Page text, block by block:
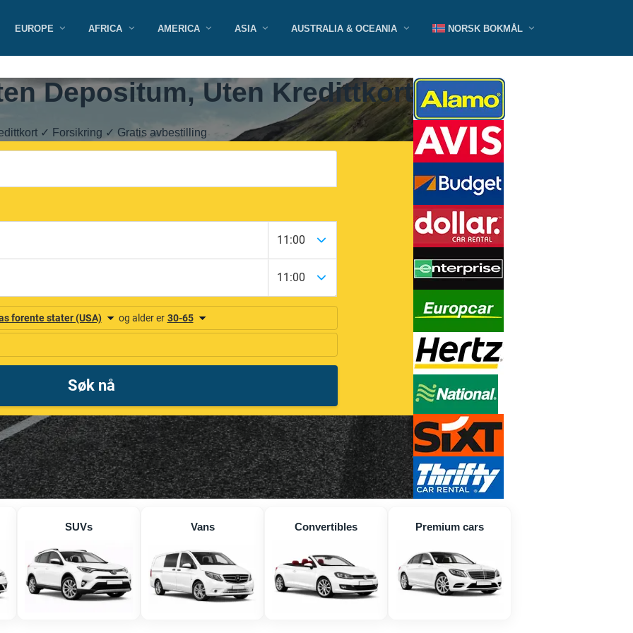
EUROPE AFRICA AMERICA ASIA AUSTRALIA & OCEANIA NORSK BOKMÅL
Depositum, Uten Kredittkort
✓ Forsikring ✓ Gratis avbestilling
SUVs Vans Convertibles Premium cars